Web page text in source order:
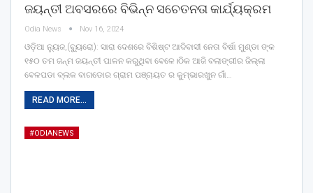
ଜୟନ୍ତୀ ଅବସରରେ ବିଭିନ୍ନ ସଚେତନତା କାର୍ଯ୍ୟକ୍ରମ
Odia News Nov 16, 2024
ଓଡ଼ିଆ ନ୍ୟୁଜ,(ବ୍ୟୁରୋ): ସାରା ଦେଶରେ ବିଶିଷ୍ଟ ଆଦିବାସୀ ନେତା ବିର୍ଷା ମୁଣ୍ଡା ଙ୍କ
୧୫୦ ତମ ଜନ୍ମ ଜୟନ୍ତୀ ପାଳନ କରୁଥିବା ବେଳେ।ଠିକ ଆଜି ବଲାଙ୍ଗୀର ଜିଲ୍ଲା
ବେଳପଡା ବ୍ଲକ ବାଗଡୋର ଗ୍ରାମ ପଞ୍ଚାୟତ ର କୁମ୍ଭାରଖୁନ ଗାଁ…
READ MORE...
#ODIANEWS